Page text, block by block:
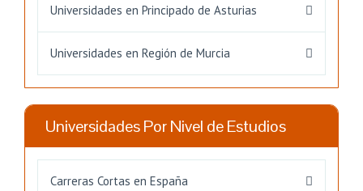
Universidades en Principado de Asturias
Universidades en Región de Murcia
Universidades Por Nivel de Estudios
Carreras Cortas en España